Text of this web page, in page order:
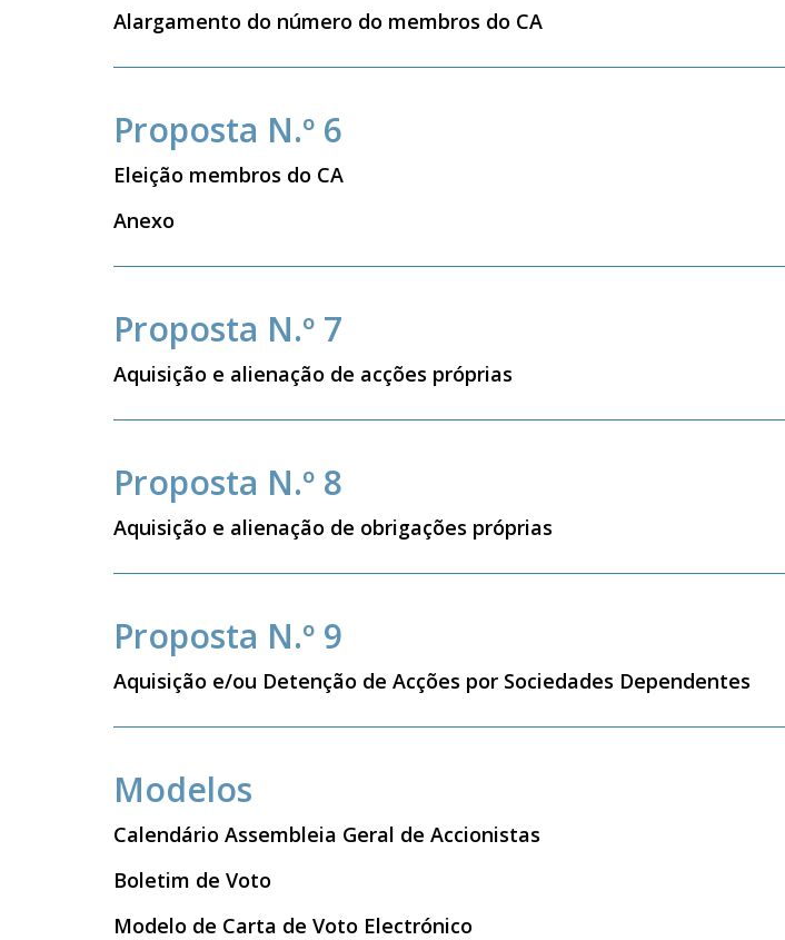
Alargamento do número do membros do CA
Proposta N.º 6
Eleição membros do CA
Anexo
Proposta N.º 7
Aquisição e alienação de acções próprias
Proposta N.º 8
Aquisição e alienação de obrigações próprias
Proposta N.º 9
Aquisição e/ou Detenção de Acções por Sociedades Dependentes
Modelos
Calendário Assembleia Geral de Accionistas
Boletim de Voto
Modelo de Carta de Voto Electrónico